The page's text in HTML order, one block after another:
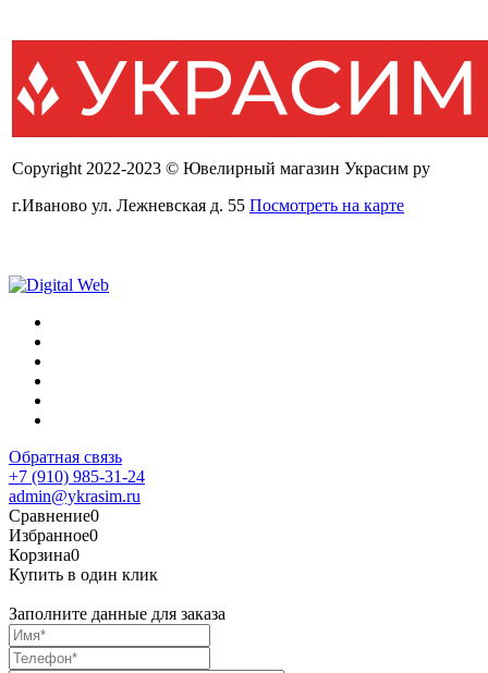
Copyright 2022-2023 © Ювелирный магазин Украсим ру
г.Иваново ул. Лежневская д. 55 Посмотреть на карте
Обратная связь
+7 (910) 985-31-24
admin@ykrasim.ru
Сравнение0
Избранное0
Корзина0
Купить в один клик
Заполните данные для заказа